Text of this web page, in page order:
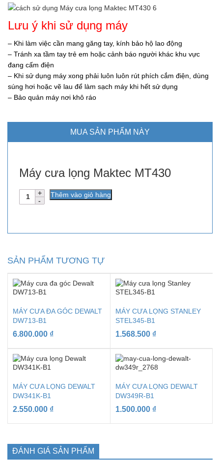
Lưu ý khi sử dụng máy
– Khi làm việc cần mang găng tay, kính bảo hộ lao động
– Tránh xa tầm tay trẻ em hoặc cảnh báo người khác khu vực
đang cấm điện
– Khi sử dụng máy xong phải luôn luôn rút phích cắm điện, dùng
súng hơi hoặc vẽ lau để làm sạch máy khi hết sử dụng
– Bảo quản máy nơi khô ráo
MUA SẢN PHẨM NÀY
Máy cưa lọng Maktec MT430
Số
lượng
Thêm vào giỏ hàng
SẢN PHẨM TƯƠNG TỰ
MÁY CƯA ĐA GÓC DEWALT
DW713-B1
6.800.000 ₫
MÁY CƯA LỌNG STANLEY
STEL345-B1
1.568.500 ₫
MÁY CƯA LỌNG DEWALT
DW341K-B1
2.550.000 ₫
MÁY CƯA LỌNG DEWALT
DW349R-B1
1.500.000 ₫
ĐÁNH GIÁ SẢN PHẨM